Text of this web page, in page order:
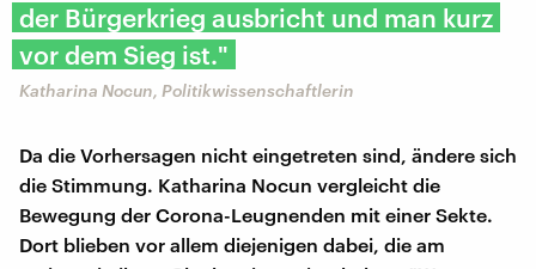
der Bürgerkrieg ausbricht und man kurz
vor dem Sieg ist."
Katharina Nocun, Politikwissenschaftlerin
Da die Vorhersagen nicht eingetreten sind, ändere sich
die Stimmung. Katharina Nocun vergleicht die
Bewegung der Corona-Leugnenden mit einer Sekte.
Dort blieben vor allem diejenigen dabei, die am